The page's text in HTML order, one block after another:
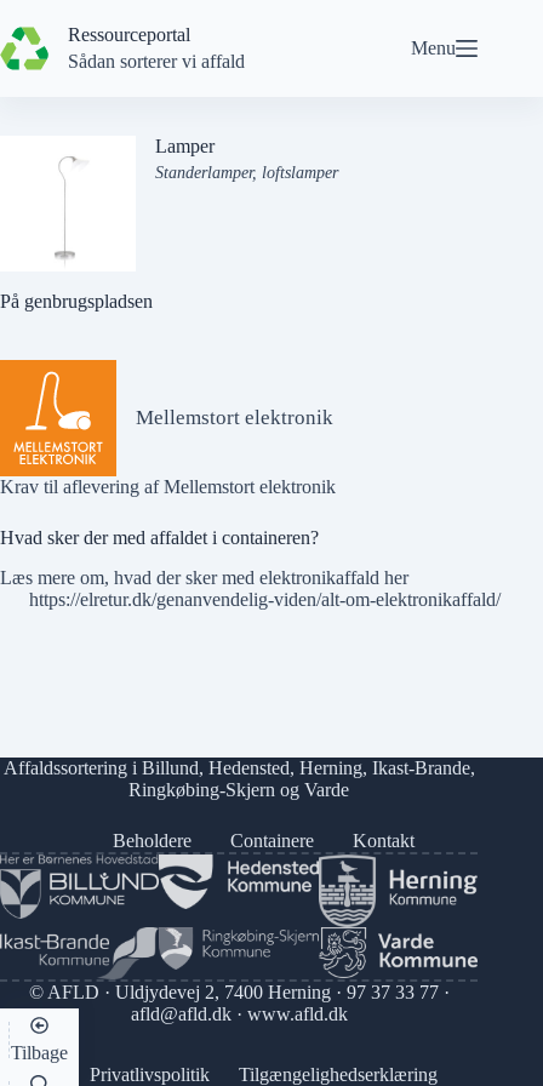
til
indhold
Ressourceportal
Sådan sorterer vi affald
Menu
Lamper
Standerlamper, loftslamper
På genbrugspladsen
Mellemstort elektronik
Krav til aflevering af Mellemstort elektronik
Hvad sker der med affaldet i containeren?
Læs mere om, hvad der sker med elektronikaffald her
https://elretur.dk/genanvendelig-viden/alt-om-elektronikaffald/
Affaldssortering i Billund, Hedensted, Herning, Ikast-Brande,
Ringkøbing-Skjern ogVarde
Beholdere Containere Kontakt
© AFLD · Uldjydevej 2, 7400 Herning · 97 37 33 77·
afld@afld.dk· www.afld.dk
Privatlivspolitik Tilgængelighedserklæring
Tilbage